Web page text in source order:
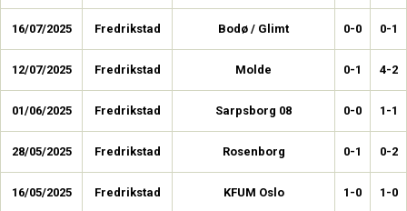
16/07/2025 Fredrikstad Bodø / Glimt 0-0 0-1
12/07/2025 Fredrikstad Molde 0-1 4-2
01/06/2025 Fredrikstad Sarpsborg 08 0-0 1-1
28/05/2025 Fredrikstad Rosenborg 0-1 0-2
16/05/2025 Fredrikstad KFUM Oslo 1-0 1-0